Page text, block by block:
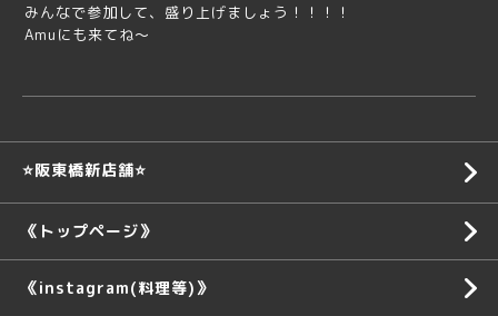
みんなで参加して、盛り上げましょう！！！！
Amuにも来てね～
⭐️阪東橋新店舗⭐️
《トップページ》
《instagram(料理等)》